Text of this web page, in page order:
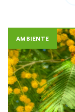
AMBIENTE